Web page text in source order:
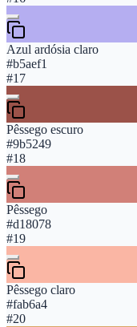
Azul ardósia claro
#b5aef1
#17
Pêssego escuro
#9b5249
#18
Pêssego
#d18078
#19
Pêssego claro
#fab6a4
#20